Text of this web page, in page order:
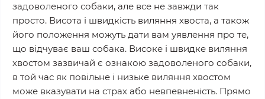
задоволеного собаки, але все не завжди так
просто. Висота і швидкість виляння хвоста, а також
його положення можуть дати вам уявлення про те,
що відчуває ваш собака. Високе і швидке виляння
хвостом зазвичай є ознакою задоволеного собаки,
в той час як повільне і низьке виляння хвостом
може вказувати на страх або невпевненість. Прямо